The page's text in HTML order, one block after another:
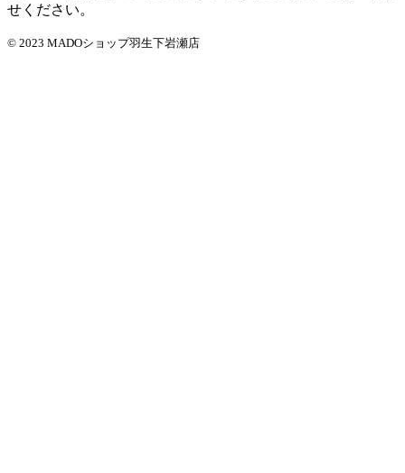
せください。
© 2023 MADOショップ羽生下岩瀬店